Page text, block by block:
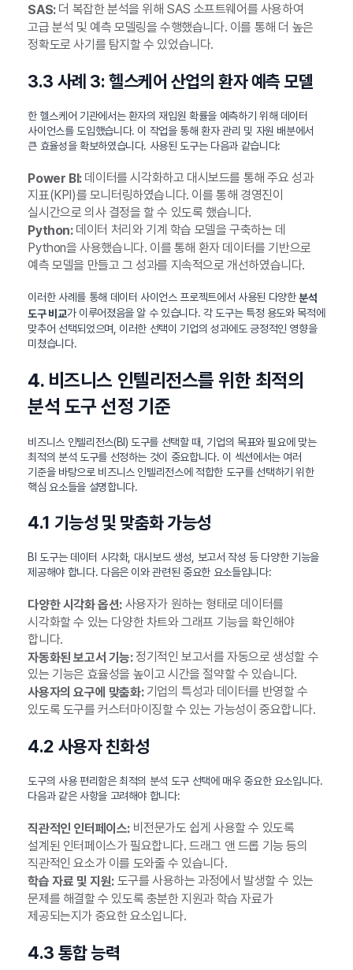
SAS:더 복잡한 분석을 위해 SAS 소프트웨어를 사용하여
고급 분석 및 예측 모델링을 수행했습니다. 이를 통해 더 높은
정확도로 사기를 탐지할 수 있었습니다.
3.3 사례 3: 헬스케어 산업의 환자 예측 모델
한 헬스케어 기관에서는 환자의 재입원 확률을 예측하기 위해 데이터
사이언스를 도입했습니다. 이 작업을 통해 환자 관리 및 자원 배분에서
큰 효율성을 확보하였습니다. 사용된 도구는 다음과 같습니다:
Power BI:데이터를 시각화하고 대시보드를 통해 주요 성과
지표(KPI)를 모니터링하였습니다. 이를 통해 경영진이
실시간으로 의사 결정을 할 수 있도록 했습니다.
Python:데이터 처리와 기계 학습 모델을 구축하는 데
Python을 사용했습니다. 이를 통해 환자 데이터를 기반으로
예측 모델을 만들고 그 성과를 지속적으로 개선하였습니다.
이러한 사례를 통해 데이터 사이언스 프로젝트에서 사용된 다양한분석
도구 비교가 이루어졌음을 알 수 있습니다. 각 도구는 특정 용도와 목적에
맞추어 선택되었으며, 이러한 선택이 기업의 성과에도 긍정적인 영향을
미쳤습니다.
4. 비즈니스 인텔리전스를 위한 최적의
분석 도구 선정 기준
비즈니스 인텔리전스(BI) 도구를 선택할 때, 기업의 목표와 필요에 맞는
최적의 분석 도구를 선정하는 것이 중요합니다. 이 섹션에서는 여러
기준을 바탕으로 비즈니스 인텔리전스에 적합한 도구를 선택하기 위한
핵심 요소들을 설명합니다.
4.1 기능성 및 맞춤화 가능성
BI 도구는 데이터 시각화, 대시보드 생성, 보고서 작성 등 다양한 기능을
제공해야 합니다. 다음은 이와 관련된 중요한 요소들입니다:
다양한 시각화 옵션:사용자가 원하는 형태로 데이터를
시각화할 수 있는 다양한 차트와 그래프 기능을 확인해야
합니다.
자동화된 보고서 기능:정기적인 보고서를 자동으로 생성할 수
있는 기능은 효율성을 높이고 시간을 절약할 수 있습니다.
사용자의 요구에 맞춤화:기업의 특성과 데이터를 반영할 수
있도록 도구를 커스터마이징할 수 있는 가능성이 중요합니다.
4.2 사용자 친화성
도구의 사용 편리함은 최적의 분석 도구 선택에 매우 중요한 요소입니다.
다음과 같은 사항을 고려해야 합니다:
직관적인 인터페이스:비전문가도 쉽게 사용할 수 있도록
설계된 인터페이스가 필요합니다. 드래그 앤 드롭 기능 등의
직관적인 요소가 이를 도와줄 수 있습니다.
학습 자료 및 지원:도구를 사용하는 과정에서 발생할 수 있는
문제를 해결할 수 있도록 충분한 지원과 학습 자료가
제공되는지가 중요한 요소입니다.
4.3 통합 능력